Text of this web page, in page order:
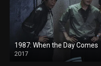
1987: When the Day Comes
2017